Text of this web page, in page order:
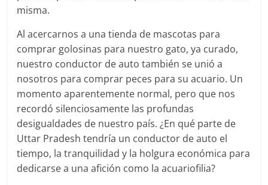
misma.
Al acercarnos a una tienda de mascotas para
comprar golosinas para nuestro gato, ya curado,
nuestro conductor de auto también se unió a
nosotros para comprar peces para su acuario. Un
momento aparentemente normal, pero que nos
recordó silenciosamente las profundas
desigualdades de nuestro país. ¿En qué parte de
Uttar Pradesh tendría un conductor de auto el
tiempo, la tranquilidad y la holgura económica para
dedicarse a una afición como la acuariofilia?